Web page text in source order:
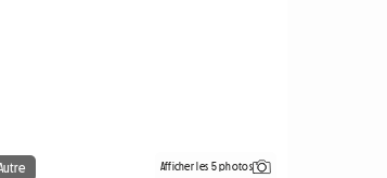
Afficher les 5 photos